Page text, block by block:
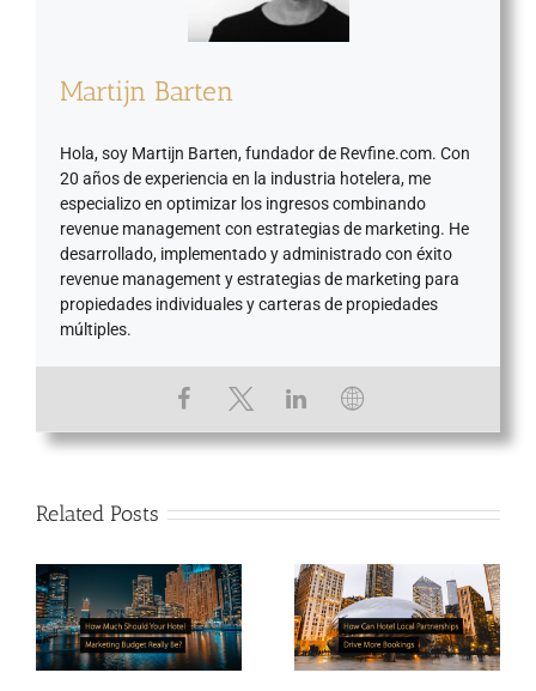
Martijn Barten
Hola, soy Martijn Barten, fundador de Revfine.com. Con
20 años de experiencia en la industria hotelera, me
especializo en optimizar los ingresos combinando
revenue management con estrategias de marketing. He
desarrollado, implementado y administrado con éxito
revenue management y estrategias de marketing para
propiedades individuales y carteras de propiedades
múltiples.
Related Posts